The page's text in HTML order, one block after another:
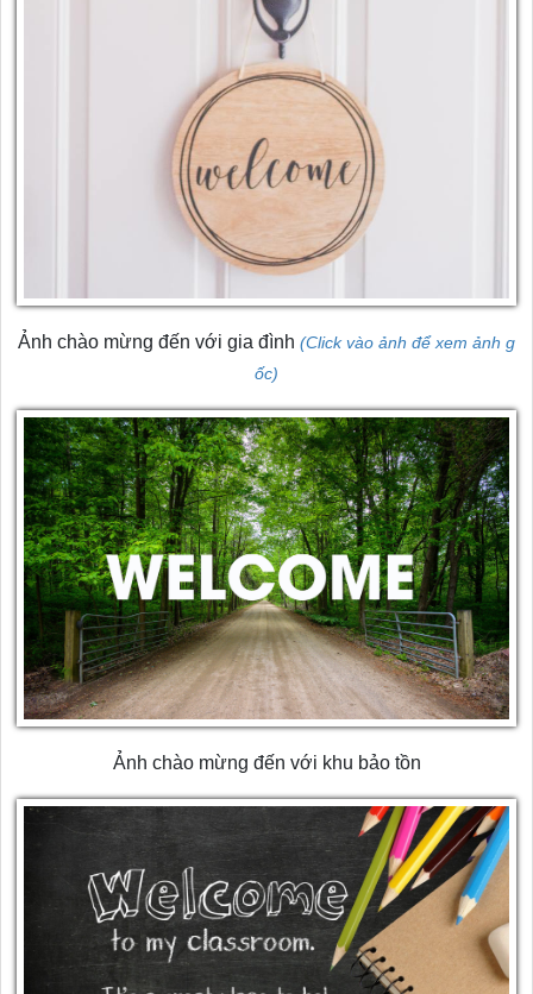
Ảnh chào mừng đến với gia đình (Click vào ảnh để xem ảnh g
ốc)
Ảnh chào mừng đến với khu bảo tồn